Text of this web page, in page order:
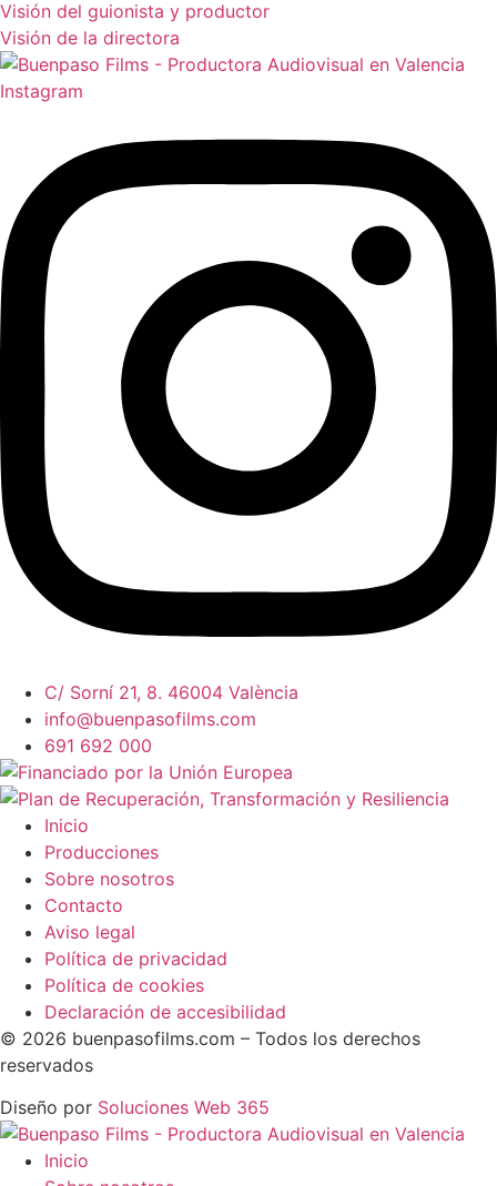
Visión del guionista y productor
Visión de la directora
Instagram
C/ Sorní 21, 8. 46004 València
info@buenpasofilms.com
691 692 000
Inicio
Producciones
Sobre nosotros
Contacto
Aviso legal
Política de privacidad
Política de cookies
Declaración de accesibilidad
© 2026 buenpasofilms.com – Todos los derechos
reservados
Diseño por Soluciones Web 365
Inicio